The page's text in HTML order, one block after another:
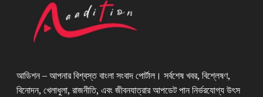
আডিশন – আপনার বিশ্বস্ত বাংলা সংবাদ পোর্টাল। সর্বশেষ খবর, বিশ্লেষণ,
বিনোদন, খেলাধুলা, রাজনীতি, এবং জীবনযাত্রার আপডেট পান নির্ভরযোগ্য উৎস